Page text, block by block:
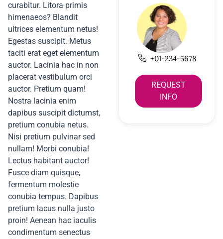
curabitur. Litora primis
himenaeos? Blandit
ultrices elementum netus!
Egestas suscipit. Metus
taciti erat eget elementum
auctor. Lacinia hac in non
placerat vestibulum orci
auctor. Pretium quam!
Nostra lacinia enim
dapibus suscipit dictumst,
pretium conubia netus.
Nisi pretium pulvinar sed
nullam! Morbi conubia!
Lectus habitant auctor!
Fusce diam quisque,
fermentum molestie
conubia tempus. Dapibus
pretium lacus nulla justo
proin! Aenean hac iaculis
condimentum senectus
+01-234-5678
REQUEST
INFO